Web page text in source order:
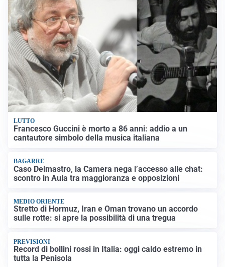
LUTTO
Francesco Guccini è morto a 86 anni: addio a un
cantautore simbolo della musica italiana
BAGARRE
Caso Delmastro, la Camera nega l’accesso alle chat:
scontro in Aula tra maggioranza e opposizioni
MEDIO ORIENTE
Stretto di Hormuz, Iran e Oman trovano un accordo
sulle rotte: si apre la possibilità di una tregua
PREVISIONI
Record di bollini rossi in Italia: oggi caldo estremo in
tutta la Penisola